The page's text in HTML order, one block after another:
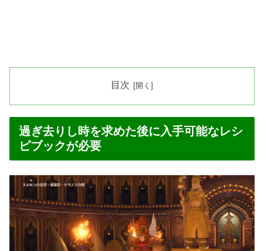
目次
過ぎ去りし時を求めた後に入手可能なレシ
ピブックが必要